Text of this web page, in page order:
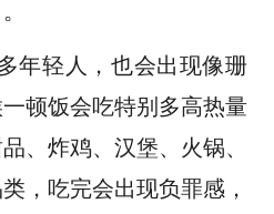
年轻人，也会出现像珊
顿饭会吃特别多高热量
、炸鸡、汉堡、火锅、
，吃完会出现负罪感，